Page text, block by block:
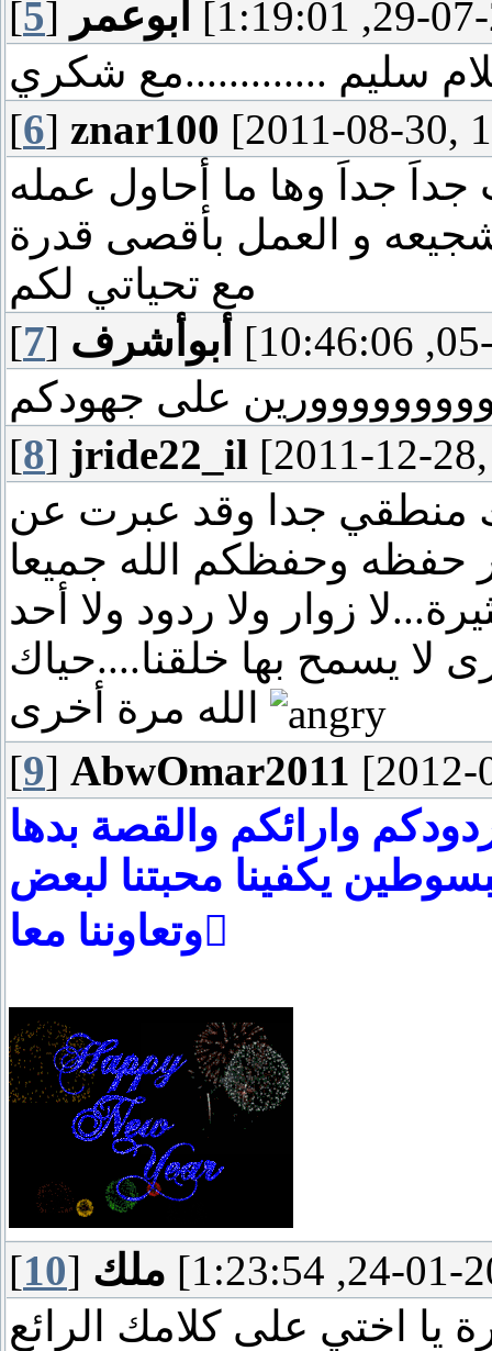
[5] أبوعمر
سليم .............مع شكري
[6] znar100 [2011-08-30,
جداَ جداَ وها ما أحاول عمله
مع تحياتي لكم
[7] أبوأشرف
على جهودكم
[8] jride22_il [2011-12-
منطقي جدا وقد عبرت عن
حفظه وحفظكم الله جميعا
زوار ولا ردود ولا أحد
لا يسمح بها خلقنا....حياك
[9] AbwOmar2011 [2012-
وارائكم والقصة بدها
يكفينا محبتنا لبعض
وتعاوننا معا ً
[10] ملك
يا اختي على كلامك الرائع